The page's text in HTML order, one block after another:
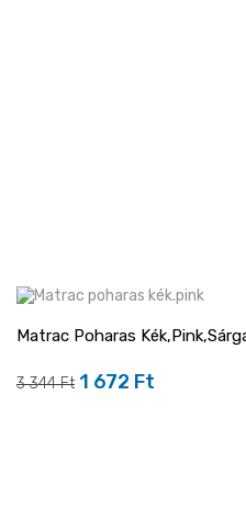
Matrac Poharas
Regular
3 344 Ft Ár
1 672 Ft